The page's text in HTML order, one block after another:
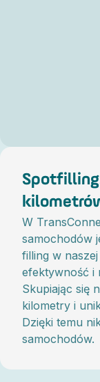
W
samochodów
filling w
efektywność i
Skupiając się
kilometry i
Dzięki temu
samochodów.